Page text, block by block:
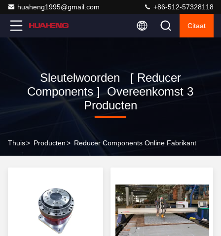
huaheng1995@gmail.com +86-512-57328118
Citaat
Sleutelwoorden [ Reducer
Components ] Overeenkomst 3
Producten
Thuis> Producten> Reducer Components Online Fabrikant